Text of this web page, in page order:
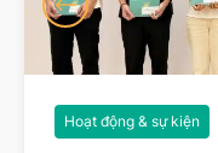
Hoạt động & sự kiện